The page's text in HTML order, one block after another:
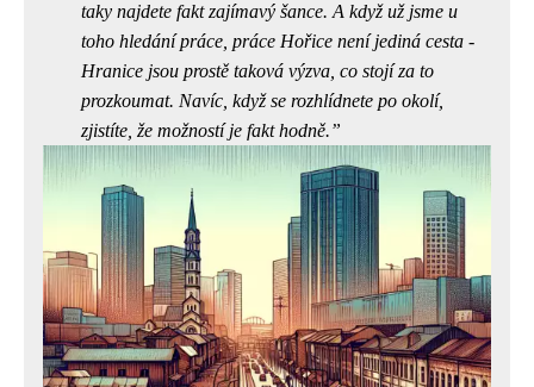
taky najdete fakt zajímavý šance. A když už jsme u
toho hledání práce, práce Hořice není jediná cesta -
Hranice jsou prostě taková výzva, co stojí za to
prozkoumat. Navíc, když se rozhlídnete po okolí,
zjistíte, že možností je fakt hodně.